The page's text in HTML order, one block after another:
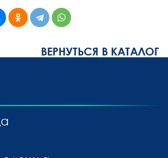
ВЕРНУТЬСЯ В КАТАЛОГ